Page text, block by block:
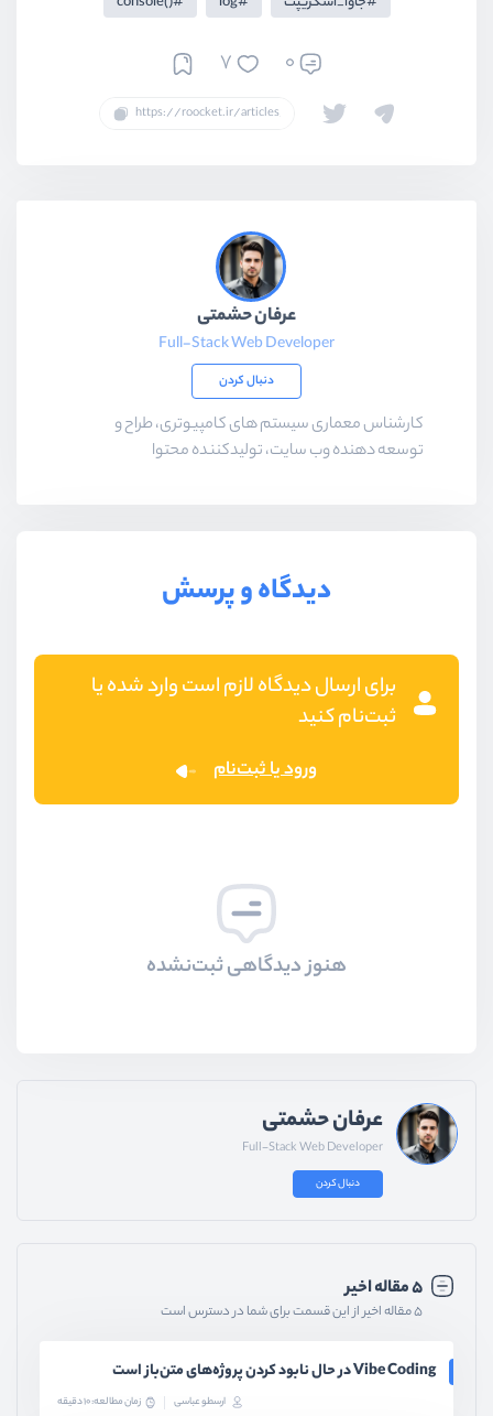
0
7
عرفان حشمتی
Full-Stack Web Developer
دنبال کردن
کارشناس معماری سیستم های کامپیوتری، طراح و
توسعه دهنده وب سایت، تولیدکننده محتوا
دیدگاه و پرسش
برای ارسال دیدگاه لازم است وارد شده یا
ثبت‌نام کنید
ورود یا ثبت‌نام
هنوز دیدگاهی ثبت‌نشده
عرفان حشمتی
Full-Stack Web Developer
دنبال کردن
۵ مقاله اخیر
۵ مقاله اخیر از این قسمت برای شما در دسترس است
Vibe Coding در حال نابود کردن پروژه‌های متن‌باز است
ارسطو عباسی زمان مطالعه: 10 دقیقه